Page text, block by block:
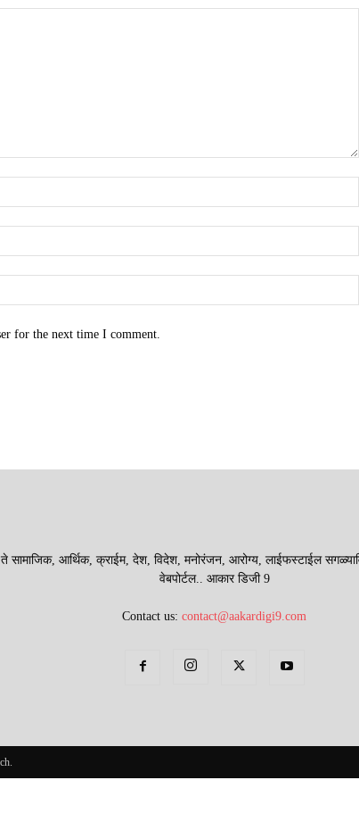
for the next time I comment.
आर्थिक, क्राईम, देश, विदेश, मनोरंजन, आरोग्य, लाईफस्टाईल
वेबपोर्टल.. आकार डिजी 9
Contact us:contact@aakardigi9.com